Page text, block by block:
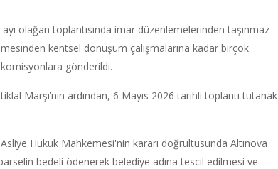
olağan toplantısında imar düzenlemelerinden taşınmaz
kentsel dönüşüm çalışmalarına kadar birçok
gönderildi.
Marşı’nın ardından, 6 Mayıs 2026 tarihli toplantı tutanak
Hukuk Mahkemesi'nin kararı doğrultusunda Altınova
bedeli ödenerek belediye adına tescil edilmesi ve